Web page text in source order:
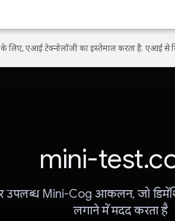
लिए, एआई टेक्नोलॉजी का इस्तेमाल करता है. एआई से
mini-
उपलब्ध Mini-Cog आकलन, जो
लगाने में मदद करता है